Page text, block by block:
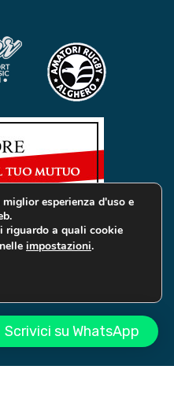
| All rights reserved |
esperienza d'uso e
riguardo a quali cookie
impostazioni.
Scrivici su WhatsApp